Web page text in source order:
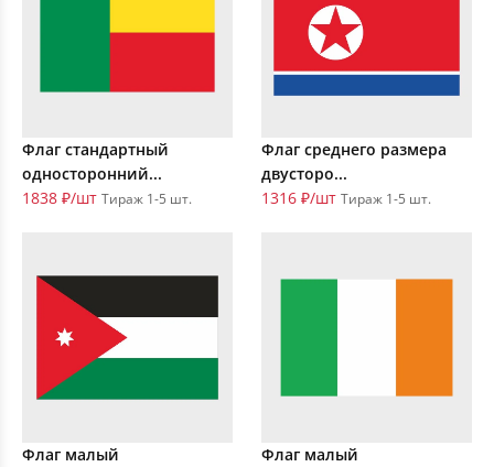
Флаг стандартный
односторонний...
1838 ₽/шт Тираж 1-5 шт.
Флаг среднего размера
двусторо...
1316 ₽/шт Тираж 1-5 шт.
Флаг малый
Флаг малый